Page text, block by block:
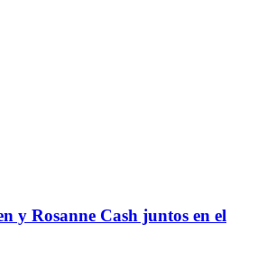
y Rosanne Cash juntos en el